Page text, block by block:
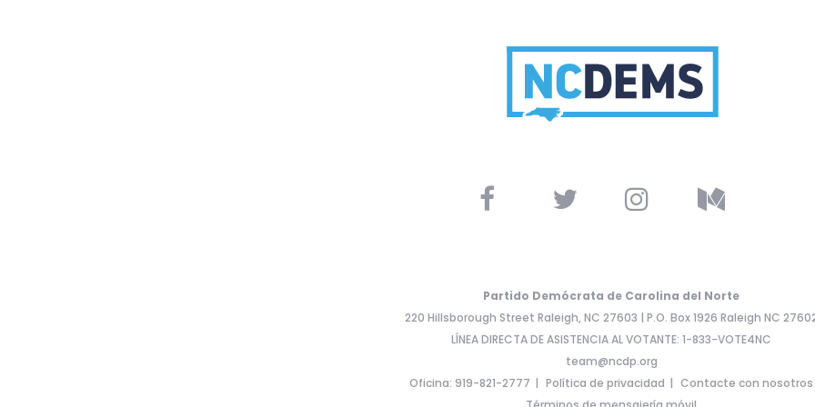
Partido Demócrata de Carolina del Norte
220 Hillsborough Street Raleigh, NC 27603 | P.O. Box 1926 Raleigh NC
LÍNEA DIRECTA DE ASISTENCIA AL VOTANTE: 1-833-VOTE4NC
team@ncdp.org
Oficina: 919-821-2777
Política de privacidad
Contacte con nosotros